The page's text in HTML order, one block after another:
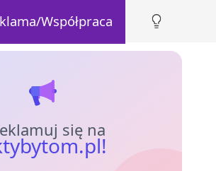
Współpraca
się na